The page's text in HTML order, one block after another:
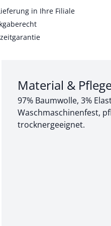
in Ihre Filiale
Abschnitt 3 von 3:
Material &
97% Baumwolle, 3%
Waschmaschinenfest,
trocknergeeignet.